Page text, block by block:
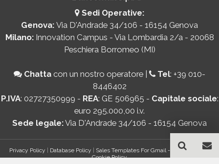
Sedi Operative:
Genova: Via D'Andrade 34/106 - 16154 Genova
Milano: Innovation Campus - Via Lombardia 2/a - 20068
Peschiera Borromeo (MI)
Chatta con un nostro operatore | Tel: +39 010-
8446402
P.IVA: 02727350999 - REA: GE 506965 - Capitale sociale:
euro 295.000,00 i.v.
Sede legale:Via D'Andrade 34/106 - 16154 Genova
Privacy Policy | Database Policy | Sales Templates For Gmail - AddOn Policy|
Cookie Policy